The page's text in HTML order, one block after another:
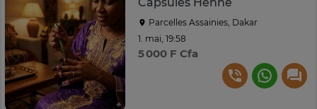
Capsules Henné
Parcelles Assainies, Dakar
1. mai, 19:58
5 000 F Cfa